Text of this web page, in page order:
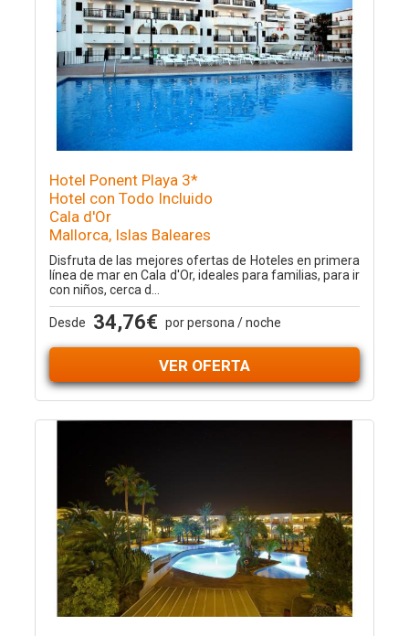
Hotel Ponent Playa 3*
Hotel con Todo Incluido
Cala d'Or
Mallorca, Islas Baleares
Disfruta de las mejores ofertas de Hoteles en primera
línea de mar en Cala d'Or, ideales para familias, para ir
con niños, cerca d...
Desde 34,76€ por persona / noche
VER OFERTA